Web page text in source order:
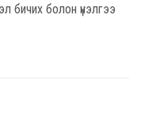
бичих болон үнэлгээ